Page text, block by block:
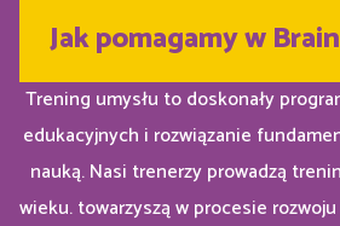
Jak pomagamy w
Trening umysłu to doskonały
edukacyjnych i rozwiązanie
nauką. Nasi trenerzy prowadzą
wieku. towarzyszą w procesie